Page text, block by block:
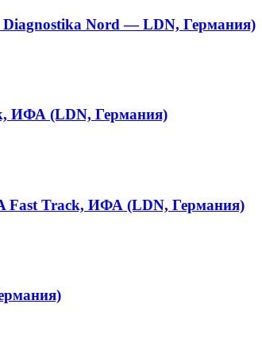
Nord — LDN, Германия)
ИФА (LDN, Германия)
Fast Track, ИФА (LDN, Германия)